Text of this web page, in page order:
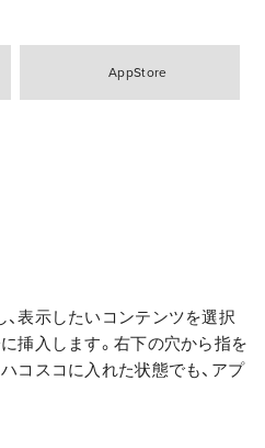
AppStore
表示したいコンテンツを選択
挿入します。右下の穴から指を
コスコに入れた状態でも、アプ